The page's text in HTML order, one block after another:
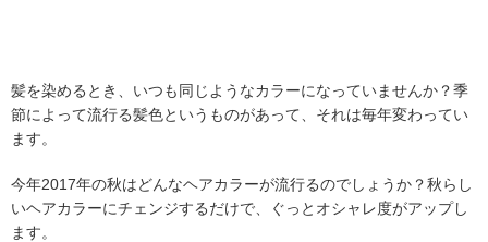
髪を染めるとき、いつも同じようなカラーになっていませんか？季
節によって流行る髪色というものがあって、それは毎年変わってい
ます。
今年2017年の秋はどんなヘアカラーが流行るのでしょうか？秋らし
いヘアカラーにチェンジするだけで、ぐっとオシャレ度がアップし
ます。